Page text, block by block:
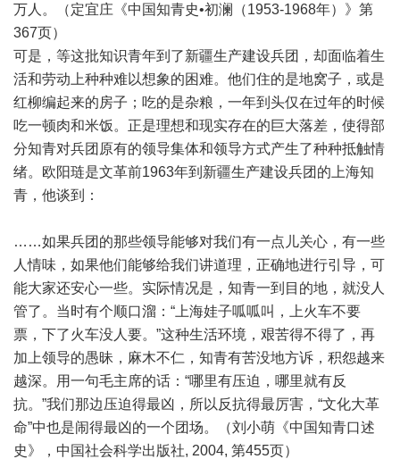
万人。（定宜庄《中国知青史•初澜（1953-1968年）》第
367页）
可是，等这批知识青年到了新疆生产建设兵团，却面临着生
活和劳动上种种难以想象的困难。他们住的是地窝子，或是
红柳编起来的房子；吃的是杂粮，一年到头仅在过年的时候
吃一顿肉和米饭。正是理想和现实存在的巨大落差，使得部
分知青对兵团原有的领导集体和领导方式产生了种种抵触情
绪。欧阳琏是文革前1963年到新疆生产建设兵团的上海知
青，他谈到：
……如果兵团的那些领导能够对我们有一点儿关心，有一些
人情味，如果他们能够给我们讲道理，正确地进行引导，可
能大家还安心一些。实际情况是，知青一到目的地，就没人
管了。当时有个顺口溜：“上海娃子呱呱叫，上火车不要
票，下了火车没人要。”这种生活环境，艰苦得不得了，再
加上领导的愚昧，麻木不仁，知青有苦没地方诉，积怨越来
越深。用一句毛主席的话：“哪里有压迫，哪里就有反
抗。”我们那边压迫得最凶，所以反抗得最厉害，“文化大革
命”中也是闹得最凶的一个团场。（刘小萌《中国知青口述
史》，中国社会科学出版社, 2004, 第455页）